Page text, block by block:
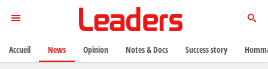
Accueil News Opinion Notes & Docs Success story